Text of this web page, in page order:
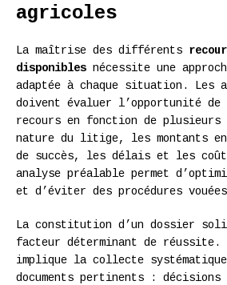
agricoles
La maîtrise des différents
disponibles nécessite une
adaptée à chaque situation. Les
doivent évaluer l’opportunité de
recours en fonction de
nature du litige, les montants
de succès, les délais et les
analyse préalable permet
et d’éviter des procédures
La constitution d’un dossier
facteur déterminant de réussite.
implique la collecte
documents pertinents : décisions